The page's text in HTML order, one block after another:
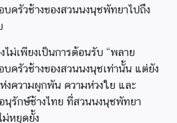
บครัวช้างของสวนนงนุชพัทยาไปถึง
ไม่เพียงเป็นการต้อนรับ “พลาย
บครัวช้างของสวนนงนุชเท่านั้น แต่ยัง
งความผูกพัน ความห่วงใย และ
นุรักษ์ช้างไทย ที่สวนนงนุชพัทยา
ม่หยุดยั้ง